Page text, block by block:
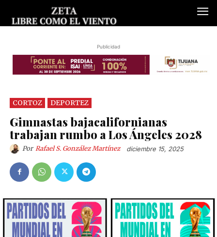
Publicidad
CORTOZ DEPORTEZ
Gimnastas bajacalifornianas
trabajan rumbo a Los Ángeles 2028
Por Rafael S. González Martínez diciembre 15, 2025